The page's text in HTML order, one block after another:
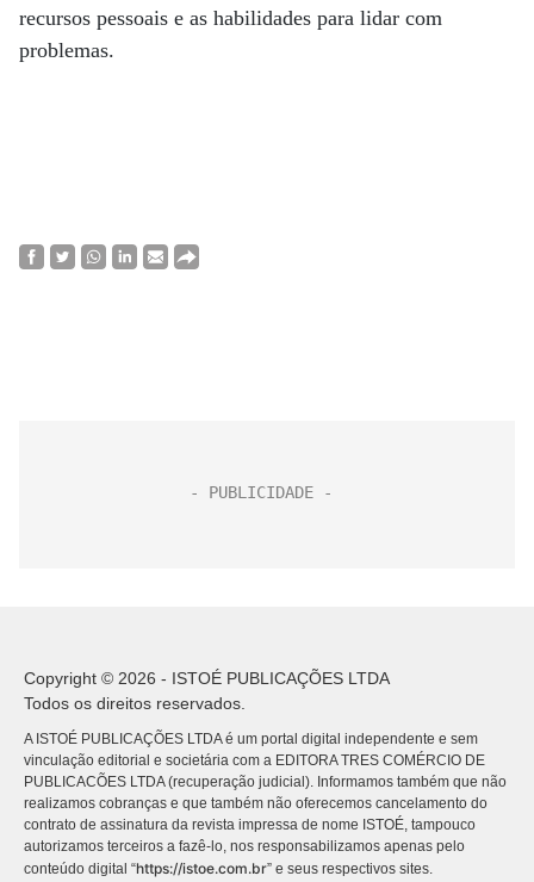
recursos pessoais e as habilidades para lidar com
problemas.
Copyright © 2026 - ISTOÉ PUBLICAÇÕES LTDA
Todos os direitos reservados.
A ISTOÉ PUBLICAÇÕES LTDA é um portal digital independente e sem
vinculação editorial e societária com a EDITORA TRES COMÉRCIO DE
PUBLICACÕES LTDA (recuperação judicial). Informamos também que não
realizamos cobranças e que também não oferecemos cancelamento do
contrato de assinatura da revista impressa de nome ISTOÉ, tampouco
autorizamos terceiros a fazê-lo, nos responsabilizamos apenas pelo
conteúdo digital “https://istoe.com.br” e seus respectivos sites.